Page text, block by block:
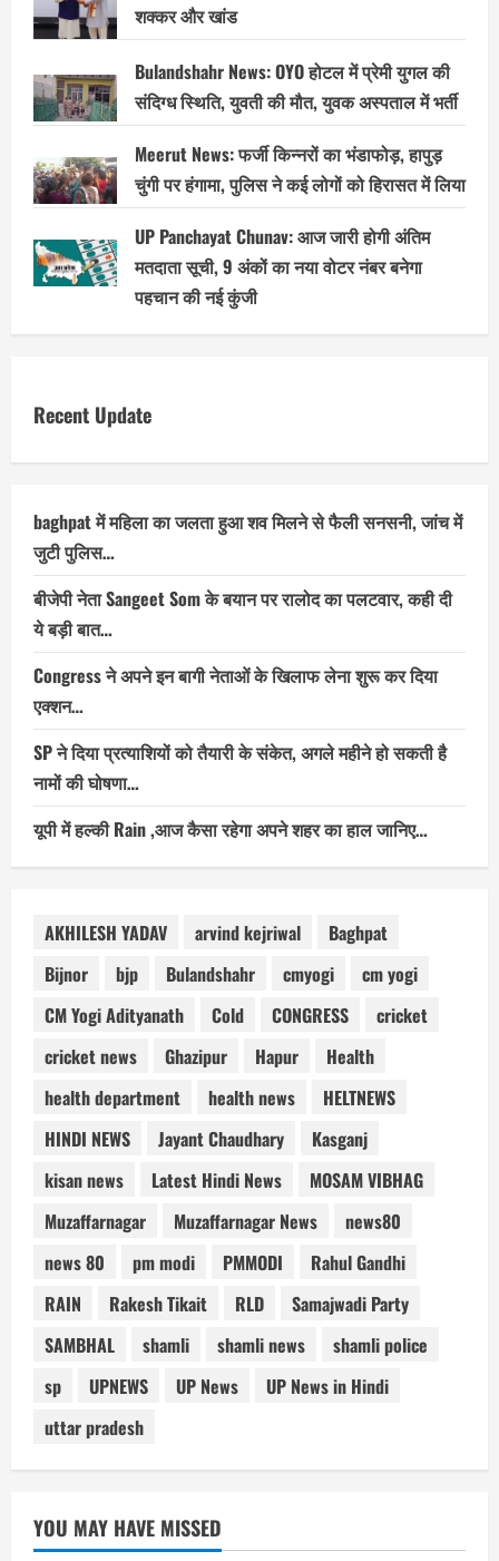
शक्कर और खांड
Bulandshahr News: OYO होटल में प्रेमी युगल की
संदिग्ध स्थिति, युवती की मौत, युवक अस्पताल में भर्ती
Meerut News: फर्जी किन्नरों का भंडाफोड़, हापुड़
चुंगी पर हंगामा, पुलिस ने कई लोगों को हिरासत में लिया
UP Panchayat Chunav: आज जारी होगी अंतिम
मतदाता सूची, 9 अंकों का नया वोटर नंबर बनेगा
पहचान की नई कुंजी
Recent Update
baghpat में महिला का जलता हुआ शव मिलने से फैली सनसनी, जांच में
जुटी पुलिस…
बीजेपी नेता Sangeet Som के बयान पर रालोद का पलटवार, कही दी
ये बड़ी बात…
Congress ने अपने इन बागी नेताओं के खिलाफ लेना शुरू कर दिया
एक्शन…
SP ने दिया प्रत्याशियों को तैयारी के संकेत, अगले महीने हो सकती है
नामों की घोषणा…
यूपी में हल्की Rain ,आज कैसा रहेगा अपने शहर का हाल जानिए…
AKHILESH YADAV arvind kejriwal
Baghpat
Bijnor
bjp Bulandshahr cmyogi
cm yogi
CM Yogi Adityanath
Cold CONGRESS
cricket
cricket news
Ghazipur Hapur
Health
health department
health news
HELTNEWS
HINDI NEWS
Jayant Chaudhary
Kasganj
kisan news
Latest Hindi News
MOSAM VIBHAG
Muzaffarnagar
Muzaffarnagar News
news80
news 80
pm modi PMMODI
Rahul Gandhi
RAIN
Rakesh Tikait RLD
Samajwadi Party
SAMBHAL
shamli shamli news
shamli police
sp
UPNEWS UP News
UP News in Hindi
uttar pradesh
YOU MAY HAVE MISSED